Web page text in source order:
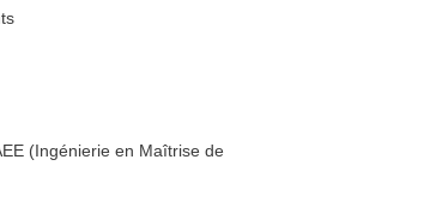
(Ingénierie en Maîtrise de